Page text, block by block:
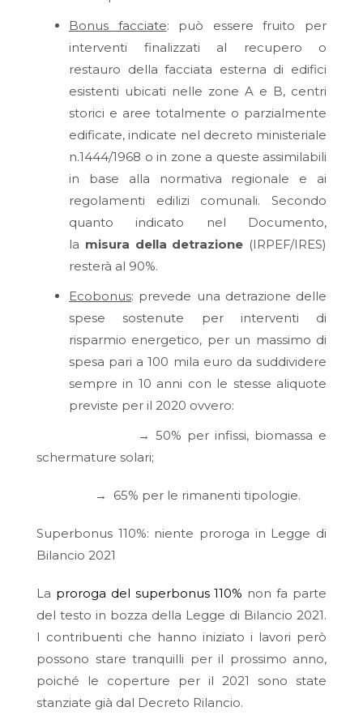
Bonus facciate: può essere fruito per
interventi finalizzati al recupero o
restauro della facciata esterna di edifici
esistenti ubicati nelle zone A e B, centri
storici e aree totalmente o parzialmente
edificate, indicate nel decreto ministeriale
n.1444/1968 o in zone a queste assimilabili
in base alla normativa regionale e ai
regolamenti edilizi comunali. Secondo
quanto indicato nel Documento,
la misura della detrazione (IRPEF/IRES)
resterà al 90%.
Ecobonus: prevede una detrazione delle
spese sostenute per interventi di
risparmio energetico, per un massimo di
spesa pari a 100 mila euro da suddividere
sempre in 10 anni con le stesse aliquote
previste per il 2020 ovvero:
→ 50% per infissi, biomassa e
schermature solari;
→ 65% per le rimanenti tipologie.
Superbonus 110%: niente proroga in Legge di
Bilancio 2021
La proroga del superbonus 110% non fa parte
del testo in bozza della Legge di Bilancio 2021.
I contribuenti che hanno iniziato i lavori però
possono stare tranquilli per il prossimo anno,
poiché le coperture per il 2021 sono state
stanziate già dal Decreto Rilancio.